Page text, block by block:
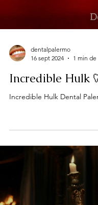
dentalpalermo
16 sept 2024
1 min
Incredible Hulk
Incredible Hulk Dental